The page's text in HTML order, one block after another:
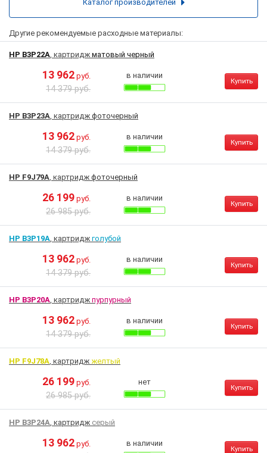
Другие рекомендуемые расходные материалы:
HP B3P22A, картридж матовый черный
13 962 руб.
14 379 руб.
в наличии
Купить
HP B3P23A, картридж фоточерный
13 962 руб.
14 379 руб.
в наличии
Купить
HP F9J79A, картридж фоточерный
26 199 руб.
26 985 руб.
в наличии
Купить
HP B3P19A, картридж голубой
13 962 руб.
14 379 руб.
в наличии
Купить
HP B3P20A, картридж пурпурный
13 962 руб.
14 379 руб.
в наличии
Купить
HP F9J78A, картридж желтый
26 199 руб.
26 985 руб.
нет
Купить
HP B3P24A, картридж серый
13 962 руб. в наличии
Купить